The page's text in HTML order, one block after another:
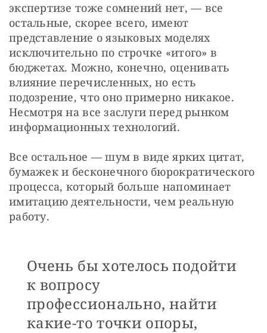
экспертизе тоже сомнений нет, — все
остальные, скорее всего, имеют
представление о языковых моделях
исключительно по строчке «итого» в
бюджетах. Можно, конечно, оценивать
влияние перечисленных, но есть
подозрение, что оно примерно никакое.
Несмотря на все заслуги перед рынком
информационных технологий.
Все остальное — шум в виде ярких цитат,
бумажек и бесконечного бюрократического
процесса, который больше напоминает
имитацию деятельности, чем реальную
работу.
Очень бы хотелось подойти
к вопросу
профессионально, найти
какие-то точки опоры,